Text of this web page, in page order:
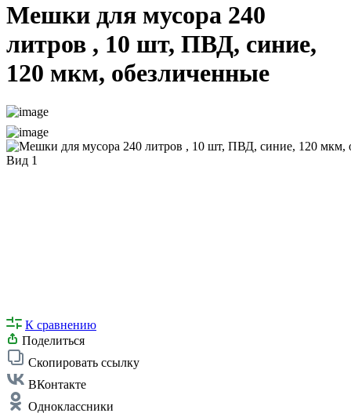
Мешки для мусора 240
литров , 10 шт, ПВД, синие,
120 мкм, обезличенные
К сравнению
Поделиться
Скопировать ссылку
ВКонтакте
Одноклассники